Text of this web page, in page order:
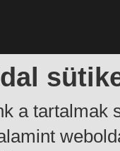
a tartalmak